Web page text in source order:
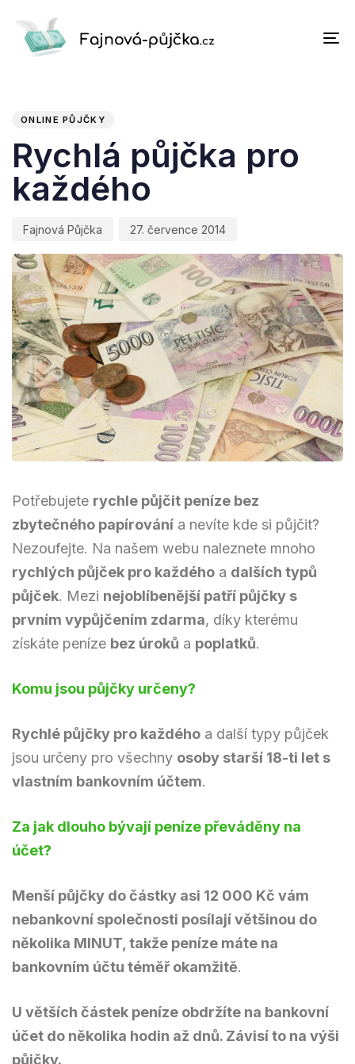
ONLINE PŮJČKY
Rychlá půjčka pro
každého
Fajnová Půjčka 27. července 2014
Potřebujete rychle půjčit peníze bez
zbytečného papírování a nevíte kde si půjčit?
Nezoufejte. Na našem webu naleznete mnoho
rychlých půjček pro každého a dalších typů
půjček. Mezi nejoblíbenější patří půjčky s
prvním vypůjčením zdarma, díky kterému
získáte peníze bez úroků a poplatků.
Komu jsou půjčky určeny?
Rychlé půjčky pro každého a další typy půjček
jsou určeny pro všechny osoby starší 18-ti let s
vlastním bankovním účtem.
Za jak dlouho bývají peníze převáděny na
účet?
Menší půjčky do částky asi 12 000 Kč vám
nebankovní společnosti posílají většinou do
několika MINUT, takže peníze máte na
bankovním účtu téměř okamžitě.
U větších částek peníze obdržíte na bankovní
účet do několika hodin až dnů. Závisí to na výši
půjčky.